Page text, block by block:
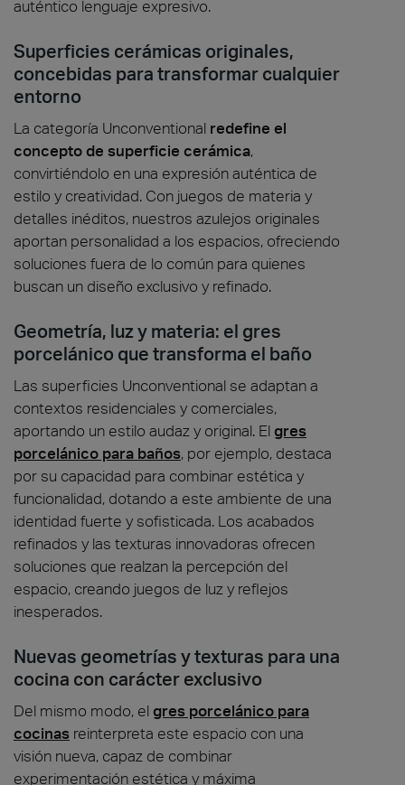
auténtico lenguaje expresivo.
Superficies cerámicas originales,
concebidas para transformar cualquier
entorno
La categoría Unconventional redefine el
concepto de superficie cerámica,
convirtiéndolo en una expresión auténtica de
estilo y creatividad. Con juegos de materia y
detalles inéditos, nuestros azulejos originales
aportan personalidad a los espacios, ofreciendo
soluciones fuera de lo común para quienes
buscan un diseño exclusivo y refinado.
Geometría, luz y materia: el gres
porcelánico que transforma el baño
Las superficies Unconventional se adaptan a
contextos residenciales y comerciales,
aportando un estilo audaz y original. El gres
porcelánico para baños, por ejemplo, destaca
por su capacidad para combinar estética y
funcionalidad, dotando a este ambiente de una
identidad fuerte y sofisticada. Los acabados
refinados y las texturas innovadoras ofrecen
soluciones que realzan la percepción del
espacio, creando juegos de luz y reflejos
inesperados.
Nuevas geometrías y texturas para una
cocina con carácter exclusivo
Del mismo modo, el gres porcelánico para
cocinas reinterpreta este espacio con una
visión nueva, capaz de combinar
experimentación estética y máxima